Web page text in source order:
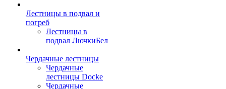
Лестницы в подвал и
погреб
Лестницы в
подвал ЛючкиБел
Чердачные лестницы
Чердачные
лестницы Docke
Чердачные